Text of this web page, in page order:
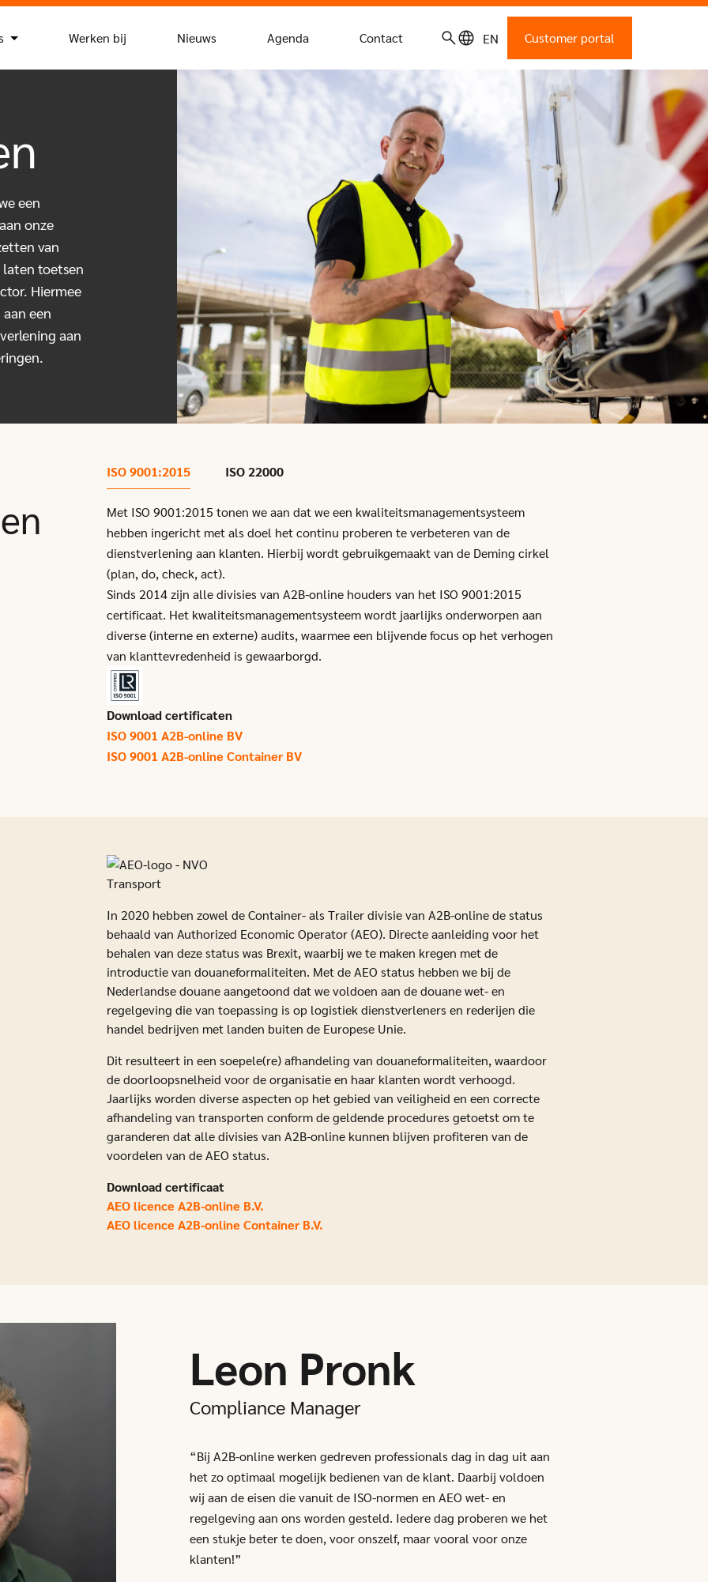
Werken bij Nieuws Agenda Contact EN Customer portal
een
onze
van
laten toetsen
Hiermee
een
aan
ISO 9001:2015 ISO 22000
Met ISO 9001:2015 tonen we aan dat we een kwaliteitsmanagementsysteem
hebben ingericht met als doel het continu proberen te verbeteren van de
dienstverlening aan klanten. Hierbij wordt gebruikgemaakt van de Deming cirkel
(plan, do, check, act).
Sinds 2014 zijn alle divisies van A2B-online houders van het ISO 9001:2015
certificaat. Het kwaliteitsmanagementsysteem wordt jaarlijks onderworpen aan
diverse (interne en externe) audits, waarmee een blijvende focus op het verhogen
van klanttevredenheid is gewaarborgd.
Download certificaten
ISO 9001 A2B-online BV
ISO 9001 A2B-online Container BV
In 2020 hebben zowel de Container- als Trailer divisie van A2B-online de status
behaald van Authorized Economic Operator (AEO). Directe aanleiding voor het
behalen van deze status was Brexit, waarbij we te maken kregen met de
introductie van douaneformaliteiten. Met de AEO status hebben we bij de
Nederlandse douane aangetoond dat we voldoen aan de douane wet- en
regelgeving die van toepassing is op logistiek dienstverleners en rederijen die
handel bedrijven met landen buiten de Europese Unie.
Dit resulteert in een soepele(re) afhandeling van douaneformaliteiten, waardoor
de doorloopsnelheid voor de organisatie en haar klanten wordt verhoogd.
Jaarlijks worden diverse aspecten op het gebied van veiligheid en een correcte
afhandeling van transporten conform de geldende procedures getoetst om te
garanderen dat alle divisies van A2B-online kunnen blijven profiteren van de
voordelen van de AEO status.
Download certificaat
AEO licence A2B-online B.V.
AEO licence A2B-online Container B.V.
Leon Pronk
Compliance Manager
“Bij A2B-online werken gedreven professionals dag in dag uit aan
het zo optimaal mogelijk bedienen van de klant. Daarbij voldoen
wij aan de eisen die vanuit de ISO-normen en AEO wet- en
regelgeving aan ons worden gesteld. Iedere dag proberen we het
een stukje beter te doen, voor onszelf, maar vooral voor onze
klanten!”